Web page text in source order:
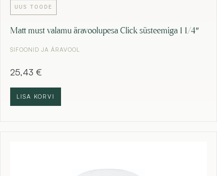
UUS TOODE
Matt must valamu äravoolupesa Click süsteemiga 1 1/4″
SIFOONID JA ÄRAVOOL
25,43 €
LISA KORVI